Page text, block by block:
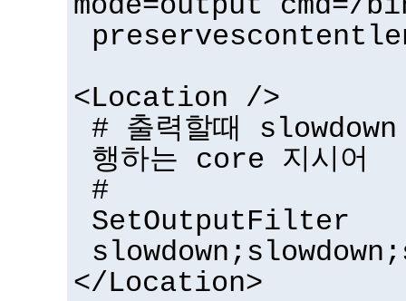
<Location />
# 출력할때
행하는 core 지시어
#
SetOutputFilter
</Location>